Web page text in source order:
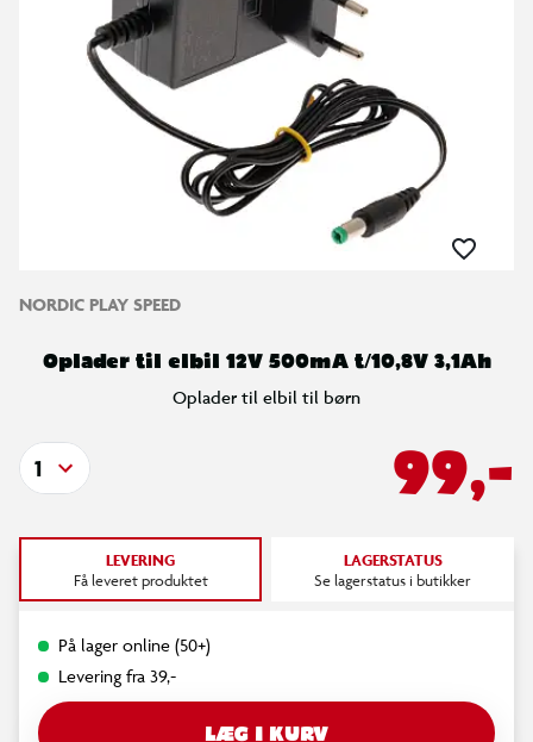
NORDIC PLAY SPEED
Oplader til elbil 12V 500mA t/10,8V 3,1Ah
Oplader til elbil til børn
99,-
1
LEVERING
Få leveret produktet
LAGERSTATUS
Se lagerstatus i butikker
På lager online (50+)
Levering fra 39,-
LÆG I KURV